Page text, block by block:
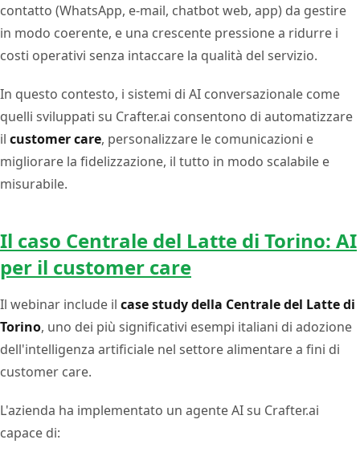
contatto (WhatsApp, e-mail, chatbot web, app) da gestire
in modo coerente, e una crescente pressione a ridurre i
costi operativi senza intaccare la qualità del servizio.
In questo contesto, i sistemi di AI conversazionale come
quelli sviluppati su Crafter.ai consentono di automatizzare
il customer care, personalizzare le comunicazioni e
migliorare la fidelizzazione, il tutto in modo scalabile e
misurabile.
Il caso Centrale del Latte di Torino: AI
per il customer care
Il webinar include il case study della Centrale del Latte di
Torino, uno dei più significativi esempi italiani di adozione
dell'intelligenza artificiale nel settore alimentare a fini di
customer care.
L'azienda ha implementato un agente AI su Crafter.ai
capace di: